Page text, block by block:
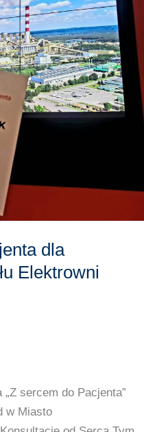
dla
Elektrowni
sercem do Pacjenta”
w Miasto